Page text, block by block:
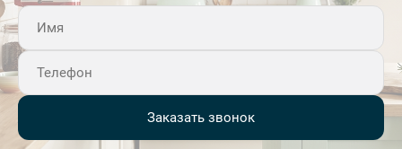
Заказать звонок